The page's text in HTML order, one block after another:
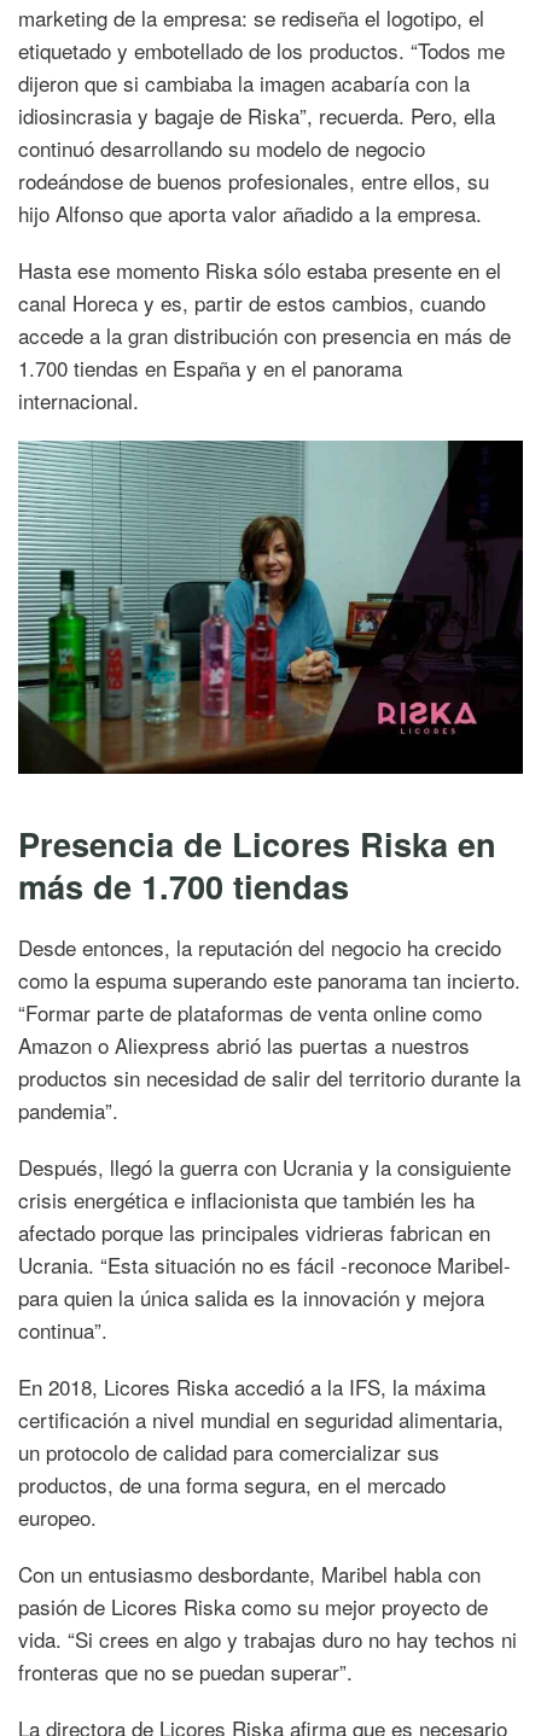
marketing de la empresa: se rediseña el logotipo, el
etiquetado y embotellado de los productos. “Todos me
dijeron que si cambiaba la imagen acabaría con la
idiosincrasia y bagaje de Riska”, recuerda. Pero, ella
continuó desarrollando su modelo de negocio
rodeándose de buenos profesionales, entre ellos, su
hijo Alfonso que aporta valor añadido a la empresa.
Hasta ese momento Riska sólo estaba presente en el
canal Horeca y es, partir de estos cambios, cuando
accede a la gran distribución con presencia en más de
1.700 tiendas en España y en el panorama
internacional.
Presencia de Licores Riska en
más de 1.700 tiendas
Desde entonces, la reputación del negocio ha crecido
como la espuma superando este panorama tan incierto.
“Formar parte de plataformas de venta online como
Amazon o Aliexpress abrió las puertas a nuestros
productos sin necesidad de salir del territorio durante la
pandemia”.
Después, llegó la guerra con Ucrania y la consiguiente
crisis energética e inflacionista que también les ha
afectado porque las principales vidrieras fabrican en
Ucrania. “Esta situación no es fácil -reconoce Maribel-
para quien la única salida es la innovación y mejora
continua”.
En 2018, Licores Riska accedió a la IFS, la máxima
certificación a nivel mundial en seguridad alimentaria,
un protocolo de calidad para comercializar sus
productos, de una forma segura, en el mercado
europeo.
Con un entusiasmo desbordante, Maribel habla con
pasión de Licores Riska como su mejor proyecto de
vida. “Si crees en algo y trabajas duro no hay techos ni
fronteras que no se puedan superar”.
La directora de Licores Riska afirma que es necesario